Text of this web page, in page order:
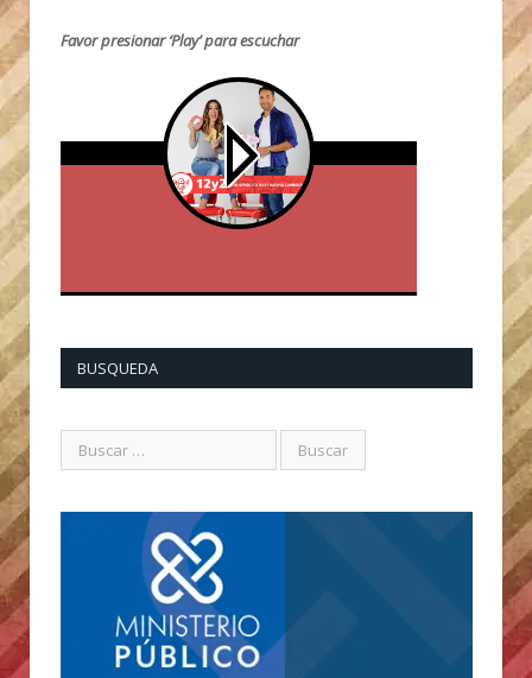
Favor presionar ‘Play’ para escuchar
BUSQUEDA